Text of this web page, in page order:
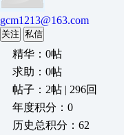
gcm1213@163.com
关注 私信
精华：0帖
求助：0帖
帖子：2帖 | 296回
年度积分：0
历史总积分：62